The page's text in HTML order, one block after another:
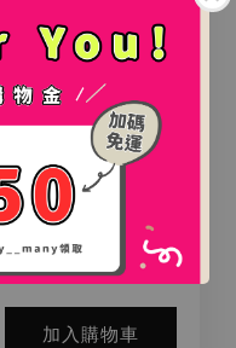
加入購物車